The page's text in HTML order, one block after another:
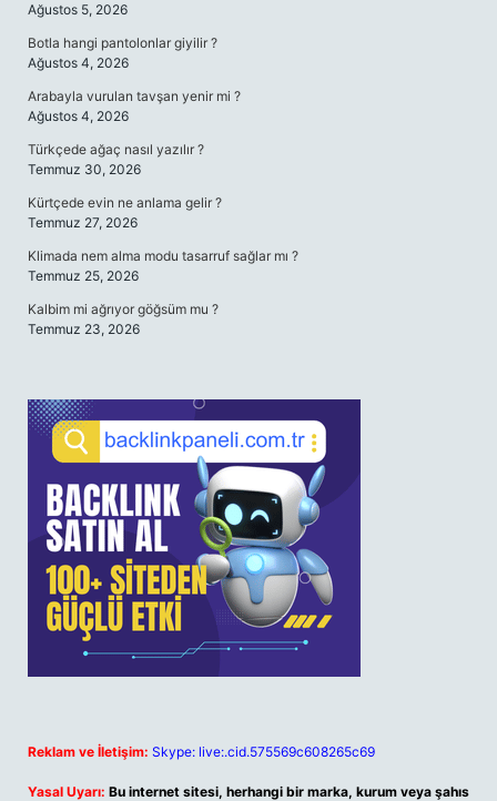
Ağustos 5, 2026
Botla hangi pantolonlar giyilir ?
Ağustos 4, 2026
Arabayla vurulan tavşan yenir mi ?
Ağustos 4, 2026
Türkçede ağaç nasıl yazılır ?
Temmuz 30, 2026
Kürtçede evin ne anlama gelir ?
Temmuz 27, 2026
Klimada nem alma modu tasarruf sağlar mı ?
Temmuz 25, 2026
Kalbim mi ağrıyor göğsüm mu ?
Temmuz 23, 2026
Reklam ve İletişim: Skype: live:.cid.575569c608265c69
Yasal Uyarı: Bu internet sitesi, herhangi bir marka, kurum veya şahıs